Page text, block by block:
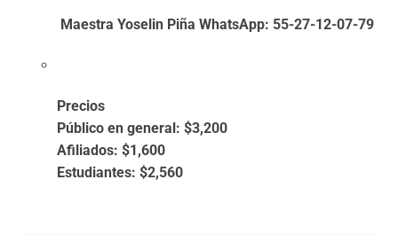
Maestra Yoselin Piña WhatsApp: 55-27-12-07-79
Precios
Público en general: $3,200
Afiliados: $1,600
Estudiantes: $2,560